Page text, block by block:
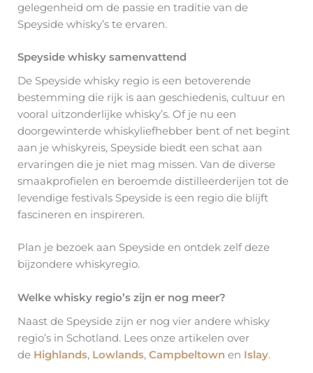
gelegenheid om de passie en traditie van de
Speyside whisky’s te ervaren.
Speyside whisky samenvattend
De Speyside whisky regio is een betoverende
bestemming die rijk is aan geschiedenis, cultuur en
vooral uitzonderlijke whisky’s. Of je nu een
doorgewinterde whiskyliefhebber bent of net begint
aan je whiskyreis, Speyside biedt een schat aan
ervaringen die je niet mag missen. Van de diverse
smaakprofielen en beroemde distilleerderijen tot de
levendige festivals Speyside is een regio die blijft
fascineren en inspireren.
Plan je bezoek aan Speyside en ontdek zelf deze
bijzondere whiskyregio.
Welke whisky regio’s zijn er nog meer?
Naast de Speyside zijn er nog vier andere whisky
regio’s in Schotland. Lees onze artikelen over
de Highlands, Lowlands, Campbeltown en Islay.